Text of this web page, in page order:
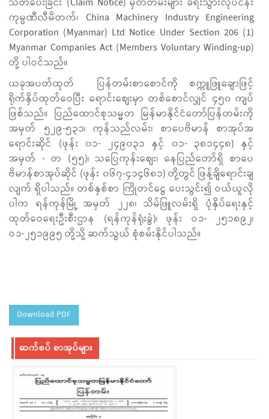
ကုမ္ပဏီလီမိတက်၊ China Machinery Industry Engineering
Corporation (Myanmar) Ltd Notice Under Section 206 (1)
Myanmar Companies Act (Members Voluntary Winding-up)
တို့ ပါဝင်သည်။
ယခုအပတ်ထုတ် ပြန်တမ်းစာစောင်ကို စက္ကူဖြူချောဖြင့်
ရိုက်နှိပ်ထုတ်ဝေပြီး ရောင်းစျေးမှာ တစ်စောင်လျှင် ၄၅၀ ကျပ်
ဖြစ်သည်။ ပြည်ထောင်စုသမ္မတ မြန်မာနိုင်ငံတော်ပြန်တမ်းကို
အမှတ် ၅၂၉-၅၃၁၊ ကုန်သည်လမ်း၊ စာပေဗိမာန် စာအုပ်အ
ရောင်းဆိုင် (ဖုန်း ၀၁- ၂၄၉၀၃၁ နှင့် ၀၁- ၃၈၁၄၄၈) နှင့်
အမှတ် - တ (၅၅)၊ သပြေကုန်းစျေး၊ နေပြည်တော်ရှိ စာပေ
ဗိမာန်စာအုပ်ဆိုင် (ဖုန်း ၀၆၇-၄၁၄၆၈၁) တို့တွင် ဖြန့်ချိရောင်းချ
လျက် ရှိပါသည်။ တစ်နှစ်စာ ကြိုတင်ငွေ ပေးသွင်း၍ ဝယ်ယူလို
ပါက ရန်ကုန်မြို့ အမှတ် ၂၂၈၊ သိမ်ဖြူလမ်းရှိ ပုံနှိပ်ရေးနှင့်
ထုတ်ဝေရေးဦးစီးဌာန (ရန်ကုန်ရုံးခွဲ)၊ ဖုန်း ဝ၁- ၂၅၁၈၉၂၊
ဝ၁-၂၅၁၉၉၅ တို့သို့ ဆက်သွယ် စုံစမ်းနိုင်ပါသည်။
Download PDF
ဆက်စပ် စာအုပ်များ